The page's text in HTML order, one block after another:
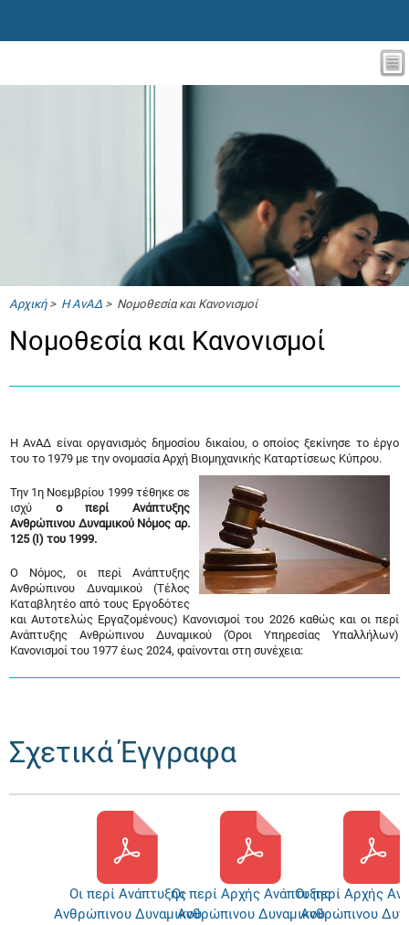
Αρχική> Η ΑνΑΔ > Νομοθεσία και Κανονισμοί
Νομοθεσία και Κανονισμοί
Η ΑνΑΔ είναι οργανισμός δημοσίου δικαίου, ο οποίος ξεκίνησε το έργο
του το 1979 με την ονομασία Αρχή Βιομηχανικής Καταρτίσεως Κύπρου.
Την 1η Νοεμβρίου 1999 τέθηκε σε
ισχύ ο περί Ανάπτυξης
Ανθρώπινου Δυναμικού Νόμος αρ.
125 (Ι) του 1999.
Ο Νόμος, οι περί Ανάπτυξης
Ανθρώπινου Δυναμικού (Τέλος
Καταβλητέο από τους Εργοδότες
και Αυτοτελώς Εργαζομένους) Κανονισμοί του 2026 καθώς και οι περί
Ανάπτυξης Ανθρώπινου Δυναμικού (Όροι Υπηρεσίας Υπαλλήλων)
Κανονισμοί του 1977 έως 2024, φαίνονται στη συνέχεια:
Σχετικά Έγγραφα
Οι περί Ανάπτυξης
Ανθρώπινου Δυναμικού
Oι περί Αρχής Ανάπτυξης
Ανθρώπινου Δυναμικού
Οι περί Αρχής
Ανθρώπινου